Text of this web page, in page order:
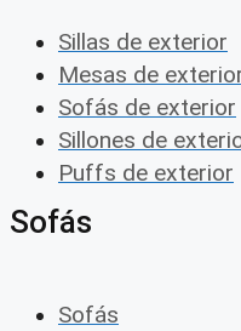
Sillas de exterior
Mesas de
Sofás de exterior
Sillones de
Puffs de exterior
Sofás
Sofás